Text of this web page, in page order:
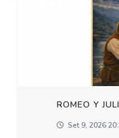
ROMEO Y
Set 9, 2026